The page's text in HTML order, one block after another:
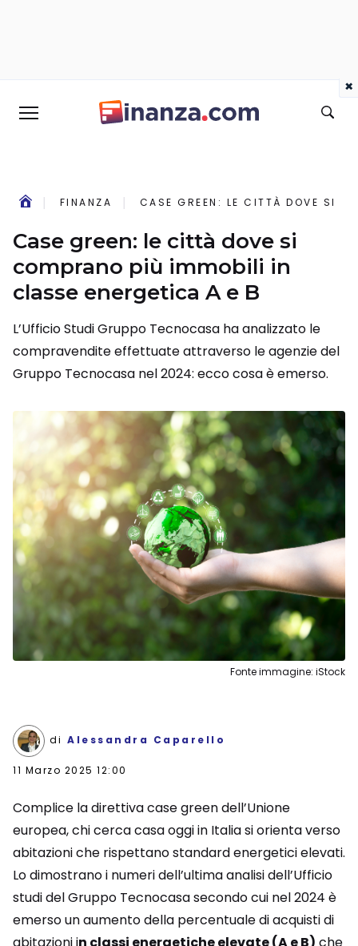
FINANZA CASE GREEN: LE CITTÀ DOVE SI
Case green: le città dove si
comprano più immobili in
classe energetica A e B
L’Ufficio Studi Gruppo Tecnocasa ha analizzato le
compravendite effettuate attraverso le agenzie del
Gruppo Tecnocasa nel 2024: ecco cosa è emerso.
Fonte immagine: iStock
di Alessandra Caparello
11 Marzo 2025 12:00
Complice la direttiva case green dell’Unione
europea, chi cerca casa oggi in Italia si orienta verso
abitazioni che rispettano standard energetici elevati.
Lo dimostrano i numeri dell’ultima analisi dell’Ufficio
studi del Gruppo Tecnocasa secondo cui nel 2024 è
emerso un aumento della percentuale di acquisti di
×